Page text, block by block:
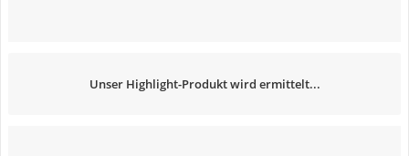
Unser Highlight-Produkt wird ermittelt...